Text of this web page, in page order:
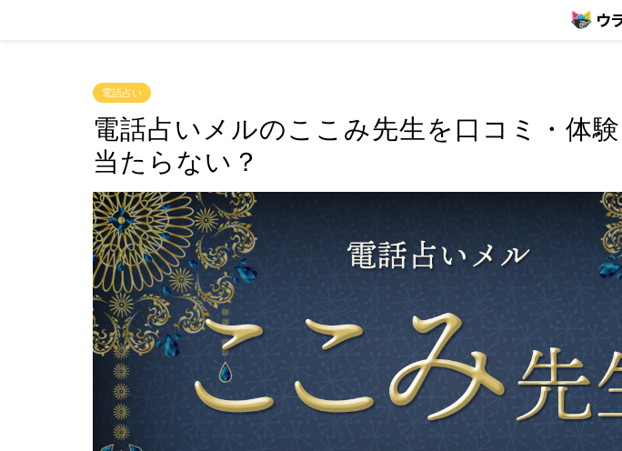
電話占い
電話占いメルのここみ先生を口コミ・体
当たらない？